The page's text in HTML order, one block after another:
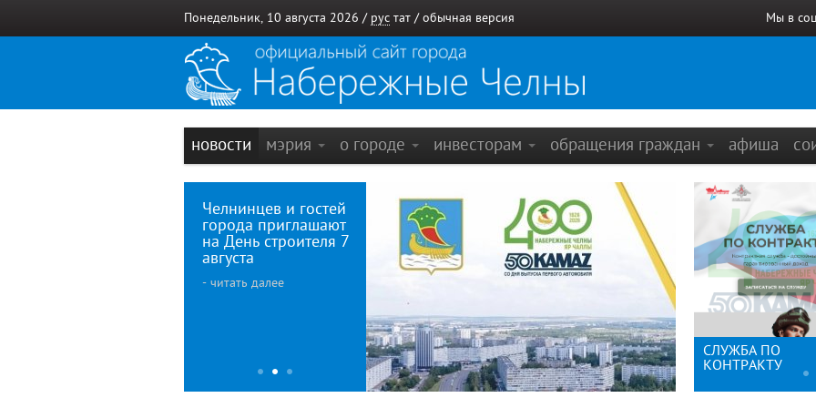
Понедельник, 10 августа 2026 / рус тат / обычная версия Мы в
новости мэрия о городе инвесторам обращения граждан афиша
Челнинцев и гостей
города приглашают
на День строителя 7
августа
- читать далее
1 2 3
Деловой
понедельник
400-летие города
Набережные Челны:
брендбук
СЛУЖБА ПО
КОНТРАКТУ